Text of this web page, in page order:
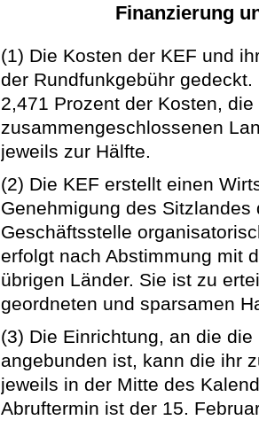
Finanzierung
(1) Die Kosten der KEF und
der Rundfunkgebühr
2,471 Prozent der Kosten,
zusammengeschlossenen
jeweils zur Hälfte.
(2) Die KEF erstellt einen
Genehmigung des
Geschäftsstelle
erfolgt nach Abstimmung mit
übrigen Länder. Sie ist zu
geordneten und sparsamen
(3) Die Einrichtung, an die
angebunden ist, kann die ihr
jeweils in der Mitte des
Abruftermin ist der 15.